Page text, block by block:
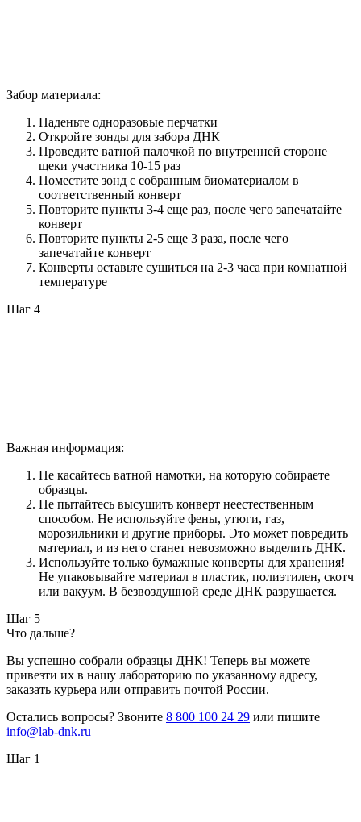
Забор материала:
Наденьте одноразовые перчатки
Откройте зонды для забора ДНК
Проведите ватной палочкой по внутренней стороне
щеки участника 10-15 раз
Поместите зонд с собранным биоматериалом в
соответственный конверт
Повторите пункты 3-4 еще раз, после чего запечатайте
конверт
Повторите пункты 2-5 еще 3 раза, после чего
запечатайте конверт
Конверты оставьте сушиться на 2-3 часа при комнатной
температуре
Шаг 4
Важная информация:
Не касайтесь ватной намотки, на которую собираете
образцы.
Не пытайтесь высушить конверт неестественным
способом. Не используйте фены, утюги, газ,
морозильники и другие приборы. Это может повредить
материал, и из него станет невозможно выделить ДНК.
Используйте только бумажные конверты для хранения!
Не упаковывайте материал в пластик, полиэтилен, скотч
или вакуум. В безвоздушной среде ДНК разрушается.
Шаг 5
Что дальше?
Вы успешно собрали образцы ДНК! Теперь вы можете
привезти их в нашу лабораторию по указанному адресу,
заказать курьера или отправить почтой России.
Остались вопросы? Звоните 8 800 100 24 29 или пишите
info@lab-dnk.ru
Шаг 1